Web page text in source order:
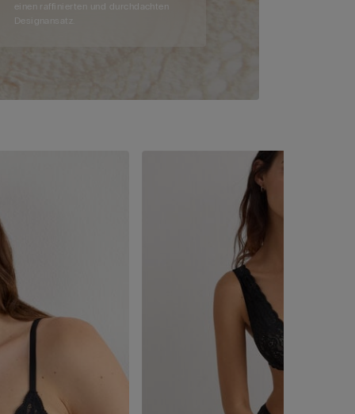
einen raffinierten und durchdachten
Designansatz.